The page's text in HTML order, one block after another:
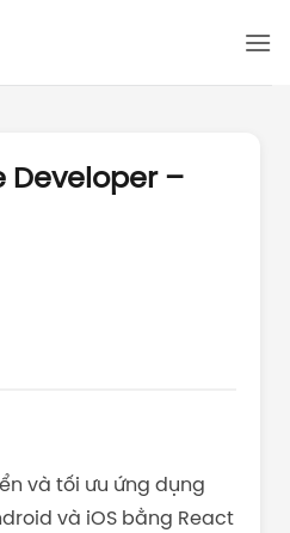
Developer –
và tối ưu ứng dụng
và iOS bằng React